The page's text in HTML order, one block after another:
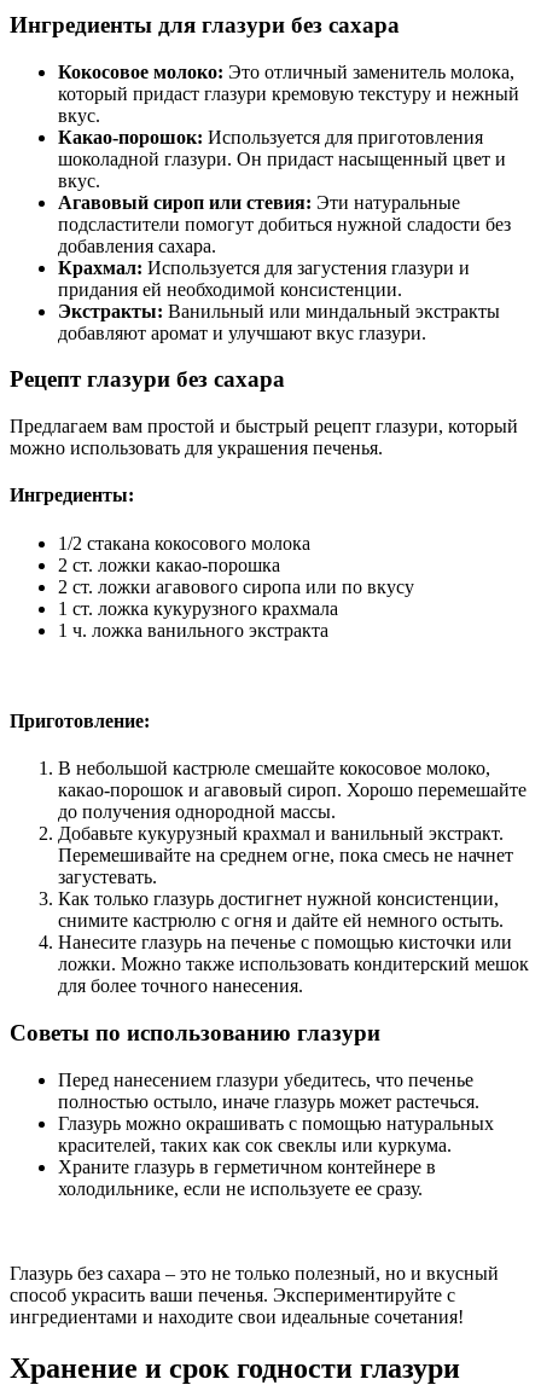
Ингредиенты для глазури без сахара
Кокосовое молоко: Это отличный заменитель молока,
который придаст глазури кремовую текстуру и нежный
вкус.
Какао-порошок: Используется для приготовления
шоколадной глазури. Он придаст насыщенный цвет и
вкус.
Агавовый сироп или стевия: Эти натуральные
подсластители помогут добиться нужной сладости без
добавления сахара.
Крахмал: Используется для загустения глазури и
придания ей необходимой консистенции.
Экстракты: Ванильный или миндальный экстракты
добавляют аромат и улучшают вкус глазури.
Рецепт глазури без сахара
Предлагаем вам простой и быстрый рецепт глазури, который
можно использовать для украшения печенья.
Ингредиенты:
1/2 стакана кокосового молока
2 ст. ложки какао-порошка
2 ст. ложки агавового сиропа или по вкусу
1 ст. ложка кукурузного крахмала
1 ч. ложка ванильного экстракта
Приготовление:
В небольшой кастрюле смешайте кокосовое молоко,
какао-порошок и агавовый сироп. Хорошо перемешайте
до получения однородной массы.
Добавьте кукурузный крахмал и ванильный экстракт.
Перемешивайте на среднем огне, пока смесь не начнет
загустевать.
Как только глазурь достигнет нужной консистенции,
снимите кастрюлю с огня и дайте ей немного остыть.
Нанесите глазурь на печенье с помощью кисточки или
ложки. Можно также использовать кондитерский мешок
для более точного нанесения.
Советы по использованию глазури
Перед нанесением глазури убедитесь, что печенье
полностью остыло, иначе глазурь может растечься.
Глазурь можно окрашивать с помощью натуральных
красителей, таких как сок свеклы или куркума.
Храните глазурь в герметичном контейнере в
холодильнике, если не используете ее сразу.
Глазурь без сахара – это не только полезный, но и вкусный
способ украсить ваши печенья. Экспериментируйте с
ингредиентами и находите свои идеальные сочетания!
Хранение и срок годности глазури